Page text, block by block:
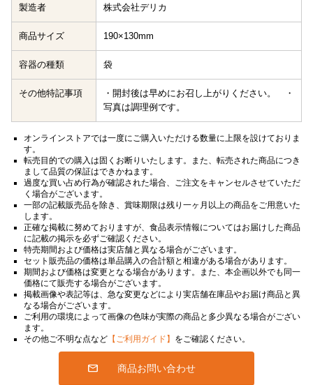
製造者 株式会社デリカ
商品サイズ 190×130mm
容器の種類 袋
その他特記事項
・開封後は早めにお召し上がりください。 ・
写真は調理例です。
オンラインストアでは一度にご購入いただける数量に上限を設けておりま
す。
転売目的での購入は固くお断りいたします。また、転売された商品につき
まして品質の保証はできかねます。
過度な買い占め行為が確認された場合、ご注文をキャンセルさせていただ
く場合がございます。
一部の記載販売品を除き、賞味期限は残り一ヶ月以上の商品をご用意いた
します。
正確な掲載に努めておりますが、食品表示情報についてはお届けした商品
に記載の掲示を必ずご確認ください。
特売期間および価格は実店舗と異なる場合がございます。
セット販売品の価格は単品購入の合計額と相違がある場合があります。
期間および価格は変更となる場合があります。また、本企画以外でも同一
価格にて販売する場合がございます。
掲載画像や表記等は、急な変更などにより実店舗在庫品やお届け商品と異
なる場合がございます。
ご利用の環境によって画像の色味が実際の商品と多少異なる場合がござい
ます。
その他ご不明な点など 【ご利用ガイド】 をご確認ください。
商品お問い合わせ